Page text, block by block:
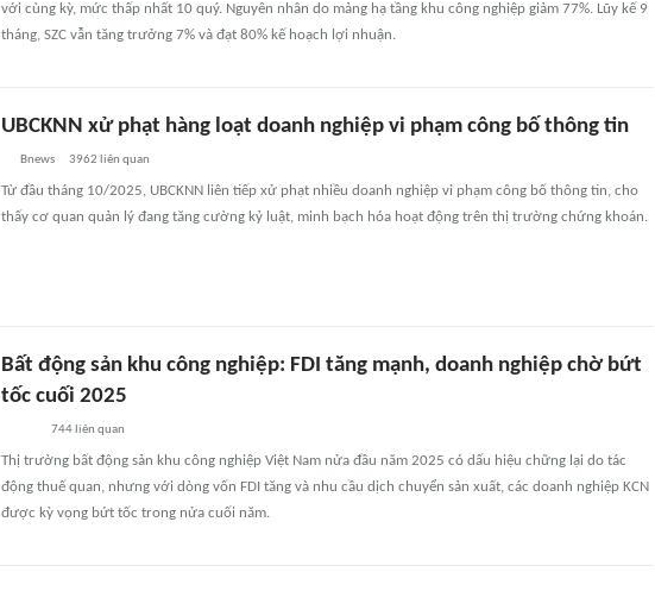
với cùng kỳ, mức thấp nhất 10 quý. Nguyên nhân do mảng hạ tầng khu công nghiệp giảm 77%. Lũy kế 9
tháng, SZC vẫn tăng trưởng 7% và đạt 80% kế hoạch lợi nhuận.
UBCKNN xử phạt hàng loạt doanh nghiệp vi phạm công bố thông tin
Bnews 3962 liên quan
Từ đầu tháng 10/2025, UBCKNN liên tiếp xử phạt nhiều doanh nghiệp vi phạm công bố thông tin, cho
thấy cơ quan quản lý đang tăng cường kỷ luật, minh bạch hóa hoạt động trên thị trường chứng khoán.
Bất động sản khu công nghiệp: FDI tăng mạnh, doanh nghiệp chờ bứt
tốc cuối 2025
744 liên quan
Thị trường bất động sản khu công nghiệp Việt Nam nửa đầu năm 2025 có dấu hiệu chững lại do tác
động thuế quan, nhưng với dòng vốn FDI tăng và nhu cầu dịch chuyển sản xuất, các doanh nghiệp KCN
được kỳ vọng bứt tốc trong nửa cuối năm.